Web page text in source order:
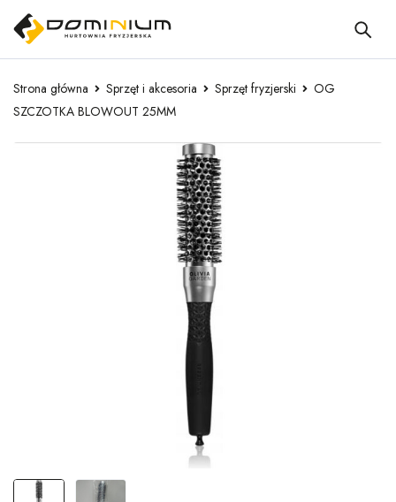
Strona główna Sprzęt i akcesoria Sprzęt fryzjerski
OG
SZCZOTKA BLOWOUT 25MM